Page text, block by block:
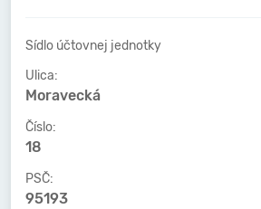
Sídlo účtovnej jednotky
Ulica:
Moravecká
Číslo:
18
PSČ:
95193